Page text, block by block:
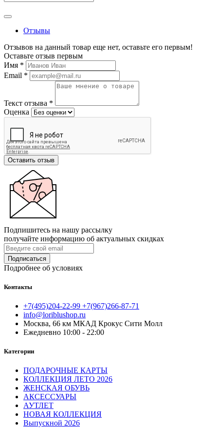
Отзывы
Отзывов на данный товар еще нет, оставьте его первым!
Оставьте отзыв первым
Имя *
Email *
Текст отзыва *
Оценка
Оставить отзыв
Подпишитесь на нашу рассылку
получайте информацию об актуальных скидках
Подписаться
Подробнее об условиях
Контакты
+7(495)204-22-99 +7(967)266-87-71
info@loriblushop.ru
Москва, 66 км МКАД Крокус Сити Молл
Ежедневно 10:00 - 22:00
Категории
ПОДАРОЧНЫЕ КАРТЫ
КОЛЛЕКЦИЯ ЛЕТО 2026
ЖЕНСКАЯ ОБУВЬ
АКСЕССУАРЫ
АУТЛЕТ
НОВАЯ КОЛЛЕКЦИЯ
Выпускной 2026